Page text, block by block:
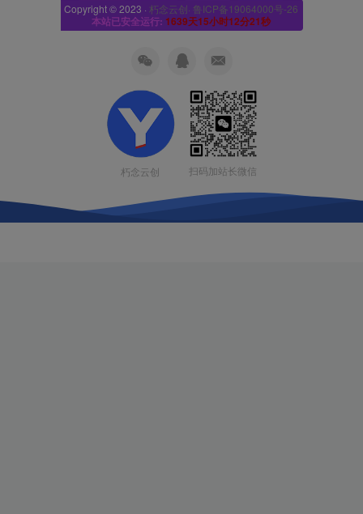
Copyright © 2023 · 朽念云创· 鲁ICP备19064000号-26
本站已安全运行: 1639天15小时12分22秒
朽念云创 扫码加站长微信